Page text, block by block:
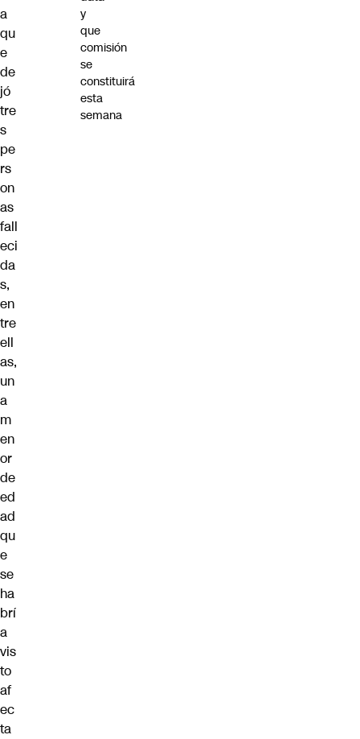
a
qu
e
de
jó
tre
s
pe
rs
on
as
fall
eci
da
s,
en
tre
ell
as,
un
a
m
en
or
de
ed
ad
qu
e
se
ha
brí
a
vis
to
af
ec
ta
y
que
comisión
se
constituirá
esta
semana